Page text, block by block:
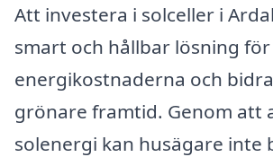
Att investera i solceller i
smart och hållbar lösning
energikostnaderna och
grönare framtid. Genom att
solenergi kan husägare inte